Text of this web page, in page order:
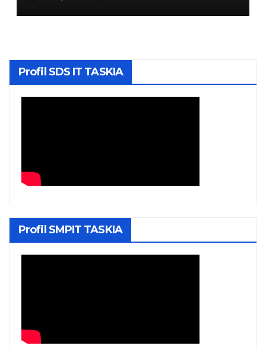
dengan Sekolah
Profil SDS IT TASKIA
Profil SMPIT TASKIA